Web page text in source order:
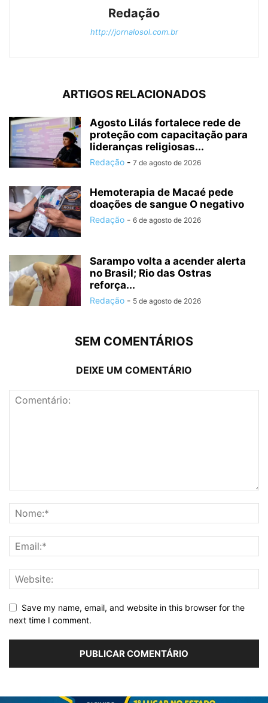
Redação
http://jornalosol.com.br
ARTIGOS RELACIONADOS
Agosto Lilás fortalece rede de
proteção com capacitação para
lideranças religiosas...
Redação - 7 de agosto de 2026
Hemoterapia de Macaé pede
doações de sangue O negativo
Redação - 6 de agosto de 2026
Sarampo volta a acender alerta
no Brasil; Rio das Ostras
reforça...
Redação - 5 de agosto de 2026
SEM COMENTÁRIOS
DEIXE UM COMENTÁRIO
Save my name, email, and website in this browser for the
next time I comment.